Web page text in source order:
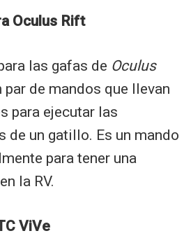
Oculus Rift
las gafas de Oculus
de mandos que llevan
para ejecutar las
de un gatillo. Es un mando
para tener una
la RV.
ViVe